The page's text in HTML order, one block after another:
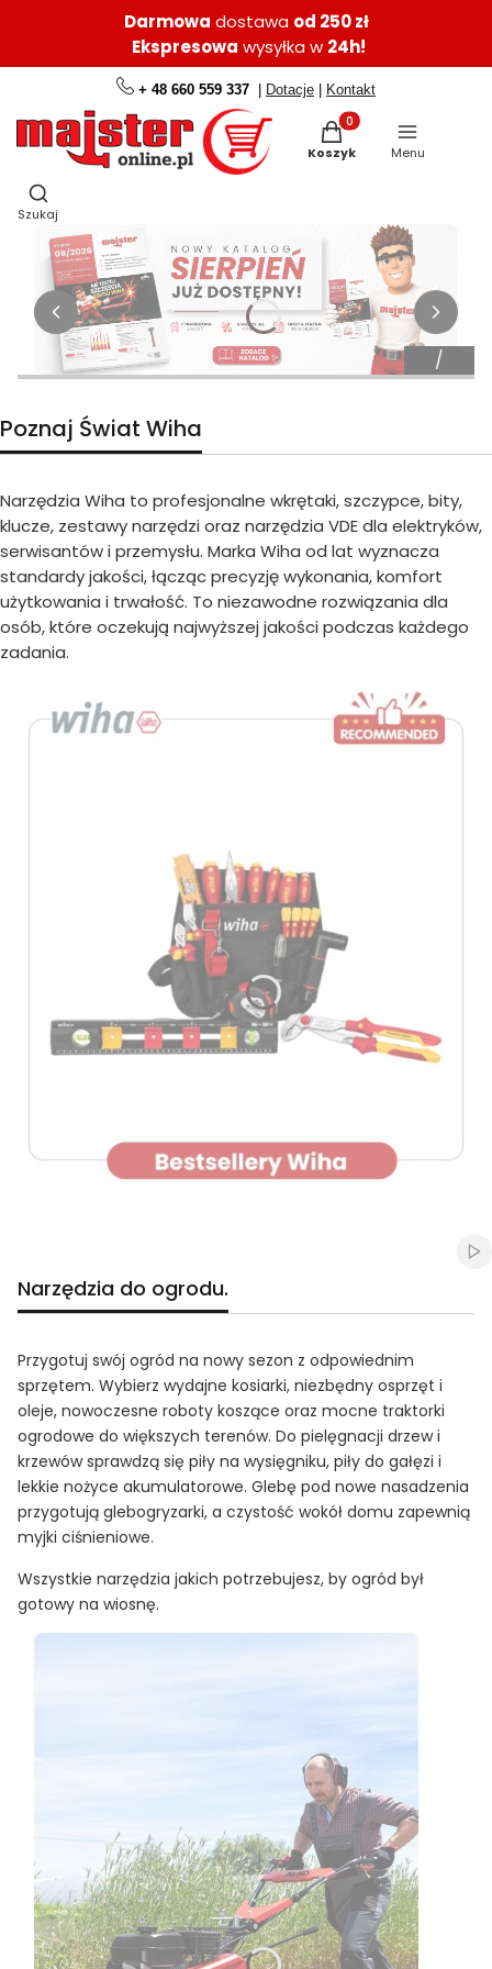
Darmowa dostawa od 250 zł
Ekspresowa wysyłka w 24h!
+ 48 660 559 337 | Dotacje | Kontakt
Produkty w koszyku:
Koszyk Menu
Otwórz wyszukiwarkę
Szukaj
Poznaj Świat Wiha
Narzędzia Wiha to profesjonalne wkrętaki, szczypce, bity,
klucze, zestawy narzędzi oraz narzędzia VDE dla elektryków,
serwisantów i przemysłu. Marka Wiha od lat wyznacza
standardy jakości, łącząc precyzję wykonania, komfort
użytkowania i trwałość. To niezawodne rozwiązania dla
osób, które oczekują najwyższej jakości podczas każdego
zadania.
Narzędzia do ogrodu.
Przygotuj swój ogród na nowy sezon z odpowiednim
sprzętem. Wybierz wydajne kosiarki, niezbędny osprzęt i
oleje, nowoczesne roboty koszące oraz mocne traktorki
ogrodowe do większych terenów. Do pielęgnacji drzew i
krzewów sprawdzą się piły na wysięgniku, piły do gałęzi i
lekkie nożyce akumulatorowe. Glebę pod nowe nasadzenia
przygotują glebogryzarki, a czystość wokół domu zapewnią
myjki ciśnieniowe.
Wszystkie narzędzia jakich potrzebujesz, by ogród był
gotowy na wiosnę.